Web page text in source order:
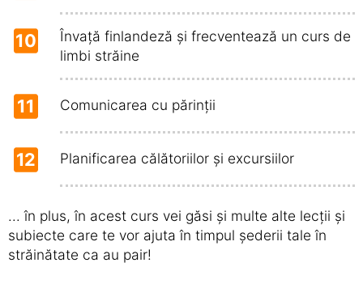
10
Învață finlandeză și frecventează un curs de
limbi străine
11 Comunicarea cu părinții
12 Planificarea călătoriilor și excursiilor
... în plus, în acest curs vei găsi și multe alte lecții și
subiecte care te vor ajuta în timpul șederii tale în
străinătate ca au pair!